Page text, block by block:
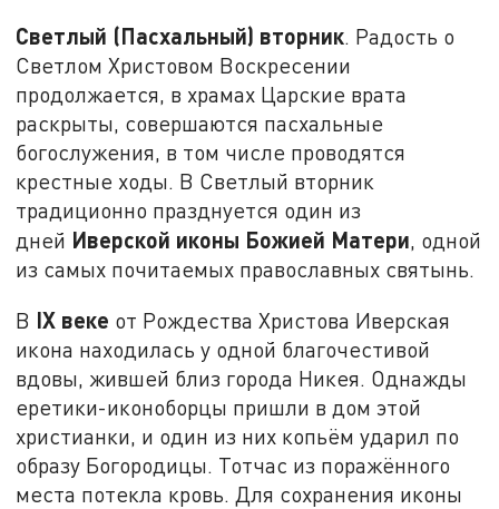
Светлый (Пасхальный) вторник. Радость о
Светлом Христовом Воскресении
продолжается, в храмах Царские врата
раскрыты, совершаются пасхальные
богослужения, в том числе проводятся
крестные ходы. В Светлый вторник
традиционно празднуется один из
дней Иверской иконы Божией Матери, одной
из самых почитаемых православных святынь.
В IX веке от Рождества Христова Иверская
икона находилась у одной благочестивой
вдовы, жившей близ города Никея. Однажды
еретики-иконоборцы пришли в дом этой
христианки, и один из них копьём ударил по
образу Богородицы. Тотчас из поражённого
места потекла кровь. Для сохранения иконы